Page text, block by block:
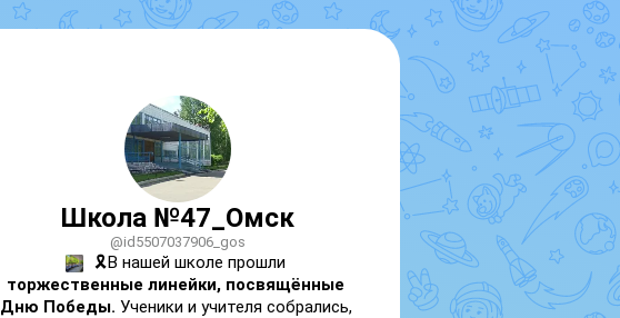
Школа №47_Омск
@id5507037906_gos
торжественные линейки, посвящённые
Дню Победы. Ученики и учителя собрались,